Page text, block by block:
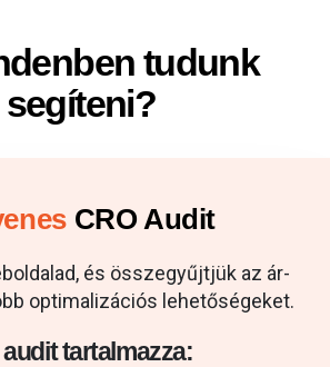
tudunk
segíteni?
CRO Audit
és összegyűjtjük az ár-
optimalizációs lehetőségeket.
tartalmazza: